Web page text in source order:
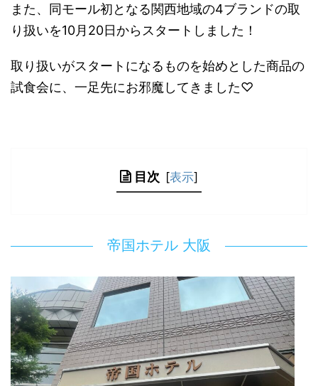
また、同モール初となる関西地域の4ブランドの取
り扱いを10月20日からスタートしました！
取り扱いがスタートになるものを始めとした商品の
試食会に、一足先にお邪魔してきました♡
目次 [表示]
帝国ホテル 大阪